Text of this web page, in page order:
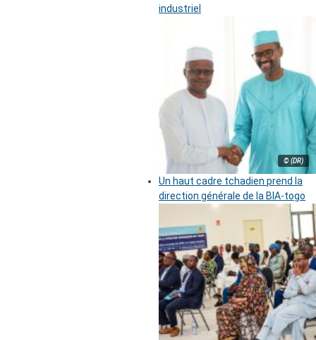
industriel
© (DR)
Un haut cadre tchadien prend la
direction générale de la BIA-togo